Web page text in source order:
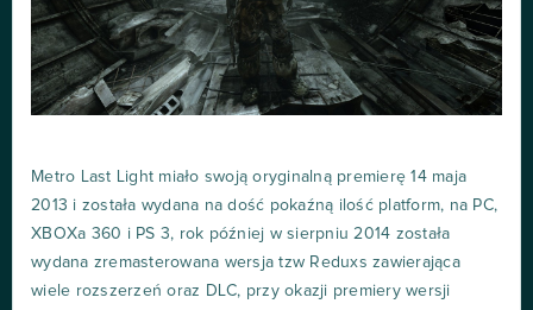
Metro Last Light miało swoją oryginalną premierę 14 maja
2013 i została wydana na dość pokaźną ilość platform, na PC,
XBOXa 360 i PS 3, rok później w sierpniu 2014 została
wydana zremasterowana wersja tzw Reduxs zawierająca
wiele rozszerzeń oraz DLC, przy okazji premiery wersji